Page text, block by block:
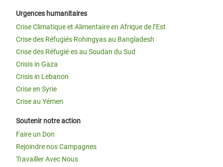
Urgences humanitaires
Crise Climatique et Alimentaire en Afrique de l’Est
Crise des Réfugiés Rohingyas au Bangladesh
Crise des Réfugié·es au Soudan du Sud
Crisis in Gaza
Crisis in Lebanon
Crise en Syrie
Crise au Yémen
Soutenir notre action
Faire un Don
Rejoindre nos Campagnes
Travailler Avec Nous